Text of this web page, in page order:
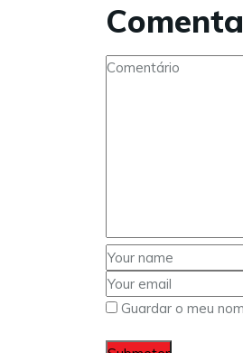
Guardar o meu